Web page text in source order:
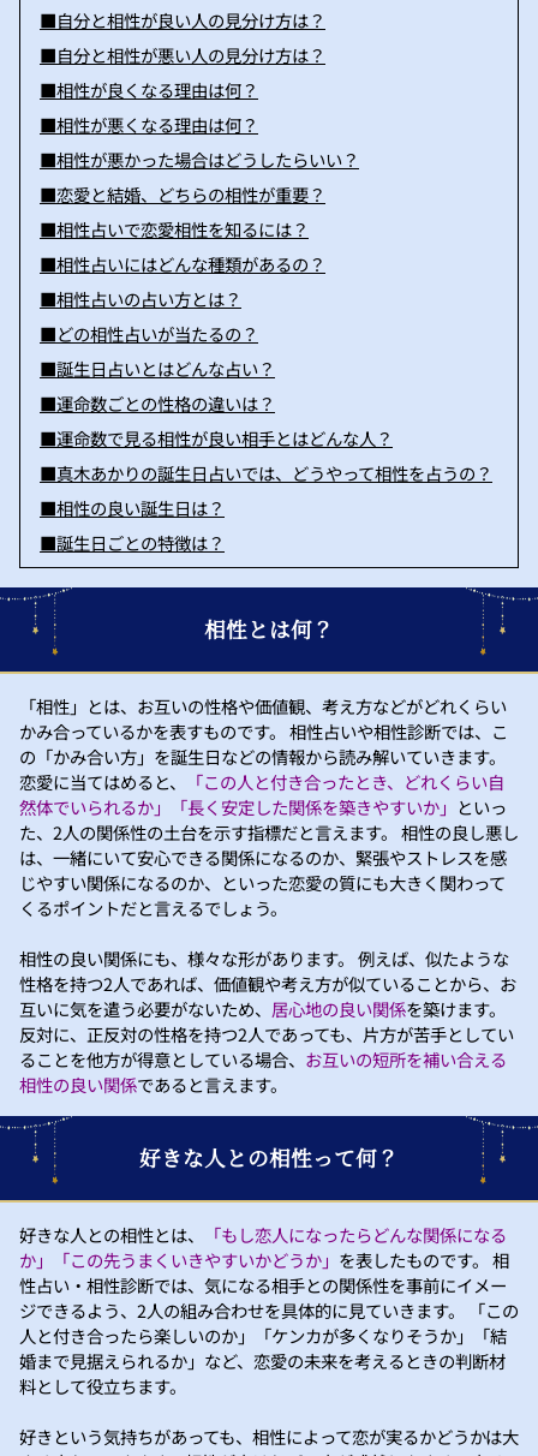
■自分と相性が良い人の見分け方は？
■自分と相性が悪い人の見分け方は？
■相性が良くなる理由は何？
■相性が悪くなる理由は何？
■相性が悪かった場合はどうしたらいい？
■恋愛と結婚、どちらの相性が重要？
■相性占いで恋愛相性を知るには？
■相性占いにはどんな種類があるの？
■相性占いの占い方とは？
■どの相性占いが当たるの？
■誕生日占いとはどんな占い？
■運命数ごとの性格の違いは？
■運命数で見る相性が良い相手とはどんな人？
■真木あかりの誕生日占いでは、どうやって相性を占うの？
■相性の良い誕生日は？
■誕生日ごとの特徴は？
相性とは何？
「相性」とは、お互いの性格や価値観、考え方などがどれくらい
かみ合っているかを表すものです。 相性占いや相性診断では、こ
の「かみ合い方」を誕生日などの情報から読み解いていきます。
恋愛に当てはめると、
「この人と付き合ったとき、どれくらい自
然体でいられるか」「長く安定した関係を築きやすいか」 といっ
た、2人の関係性の土台を示す指標だと言えます。 相性の良し悪し
は、一緒にいて安心できる関係になるのか、緊張やストレスを感
じやすい関係になるのか、といった恋愛の質にも大きく関わって
くるポイントだと言えるでしょう。
相性の良い関係にも、様々な形があります。 例えば、似たような
性格を持つ2人であれば、価値観や考え方が似ていることから、お
互いに気を遣う必要がないため、 居心地の良い関係を築けます。
反対に、正反対の性格を持つ2人であっても、片方が苦手としてい
ることを他方が得意としている場合、 お互いの短所を補い合える
相性の良い関係であると言えます。
好きな人との相性って何？
好きな人との相性とは、
「もし恋人になったらどんな関係になる
か」「この先うまくいきやすいかどうか」 を表したものです。 相
性占い・相性診断では、気になる相手との関係性を事前にイメー
ジできるよう、2人の組み合わせを具体的に見ていきます。 「この
人と付き合ったら楽しいのか」「ケンカが多くなりそうか」「結
婚まで見据えられるか」など、恋愛の未来を考えるときの判断材
料として役立ちます。
好きという気持ちがあっても、相性によって恋が実るかどうかは大